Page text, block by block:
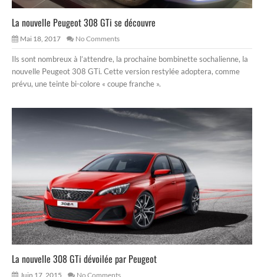
La nouvelle Peugeot 308 GTi se découvre
Mai 18, 2017 No Comments
Ils sont nombreux à l’attendre, la prochaine bombinette sochalienne, la
nouvelle Peugeot 308 GTi. Cette version restylée adoptera, comme
prévu, une teinte bi-colore « coupe franche ».
La nouvelle 308 GTi dévoilée par Peugeot
Juin 17, 2015 No Comments